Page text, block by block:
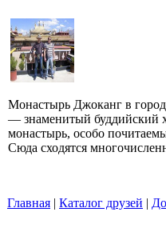
Монастырь Джоканг в
— знаменитый буддийский
монастырь, особо
Сюда сходятся
Главная | Каталог друзей |